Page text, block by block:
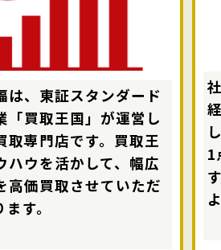
は、東証スタンダード
「買取王国」が運営し
取専門店です。買取王
ハウを活かして、幅広
高価買取させていただ
す。
1